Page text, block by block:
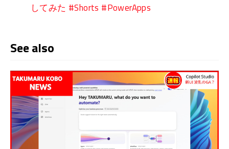
してみた #Shorts #PowerApps
See also